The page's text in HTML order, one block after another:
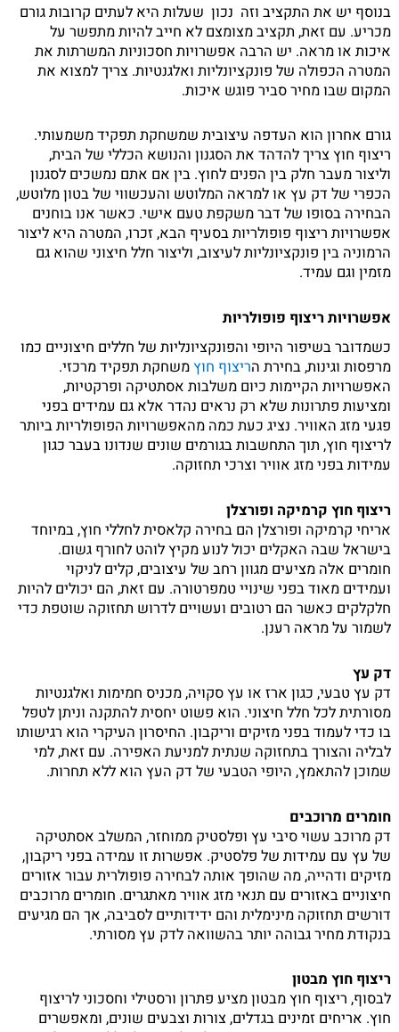
בנוסף יש את התקציב וזה נכון שעלות היא לעתים קרובות גורם
מכריע. עם זאת, תקציב מצומצם לא חייב להיות מתפשר על
איכות או מראה. יש הרבה אפשרויות חסכוניות המשרתות את
המטרה הכפולה של פונקציונליות ואלגנטיות. צריך למצוא את
המקום שבו מחיר סביר פוגש איכות.
גורם אחרון הוא העדפה עיצובית שמשחקת תפקיד משמעותי.
ריצוף חוץ צריך להדהד את הסגנון והנושא הכללי של הבית,
וליצור מעבר חלק בין הפנים לחוץ. בין אם אתם נמשכים לסגנון
הכפרי של דק עץ או למראה המלוטש והעכשווי של בטון מלוטש,
הבחירה בסופו של דבר משקפת טעם אישי. כאשר אנו בוחנים
אפשרויות ריצוף פופולריות בסעיף הבא, זכרו, המטרה היא ליצור
הרמוניה בין פונקציונליות לעיצוב, וליצור חלל חיצוני שהוא גם
מזמין וגם עמיד.
אפשרויות ריצוף פופולריות
כשמדובר בשיפור היופי והפונקציונליות של חללים חיצוניים כמו
מרפסות וגינות, בחירת הריצוף חוץמשחקת תפקיד מרכזי.
האפשרויות הקיימות כיום משלבות אסתטיקה ופרקטיות,
ומציעות פתרונות שלא רק נראים נהדר אלא גם עמידים בפני
פגעי מזג האוויר. נציג כעת כמה מהאפשרויות הפופולריות ביותר
לריצוף חוץ, תוך התחשבות בגורמים שונים שנדונו בעבר כגון
עמידות בפני מזג אוויר וצרכי תחזוקה.
ריצוף חוץ קרמיקה ופורצלן
אריחי קרמיקה ופורצלן הם בחירה קלאסית לחללי חוץ, במיוחד
בישראל שבה האקלים יכול לנוע מקיץ לוהט לחורף גשום.
חומרים אלה מציעים מגוון רחב של עיצובים, קלים לניקוי
ועמידים מאוד בפני שינויי טמפרטורה. עם זאת, הם יכולים להיות
חלקלקים כאשר הם רטובים ועשויים לדרוש תחזוקה שוטפת כדי
לשמור על מראה רענן.
דק עץ
דק עץ טבעי, כגון ארז או עץ סקויה, מכניס חמימות ואלגנטיות
מסורתית לכל חלל חיצוני. הוא פשוט יחסית להתקנה וניתן לטפל
בו כדי לעמוד בפני מזיקים וריקבון. החיסרון העיקרי הוא רגישותו
לבליה והצורך בתחזוקה שנתית למניעת האפירה. עם זאת, למי
שמוכן להתאמץ, היופי הטבעי של דק העץ הוא ללא תחרות.
חומרים מרוכבים
דק מרוכב עשוי סיבי עץ ופלסטיק ממוחזר, המשלב אסתטיקה
של עץ עם עמידות של פלסטיק. אפשרות זו עמידה בפני ריקבון,
מזיקים ודהייה, מה שהופך אותה לבחירה פופולרית עבור אזורים
חיצוניים באזורים עם תנאי מזג אוויר מאתגרים. חומרים מרוכבים
דורשים תחזוקה מינימלית והם ידידותיים לסביבה, אך הם מגיעים
בנקודת מחיר גבוהה יותר בהשוואה לדק עץ מסורתי.
ריצוף חוץ מבטון
לבסוף, ריצוף חוץ מבטון מציע פתרון ורסטילי וחסכוני לריצוף
חוץ. אריחים זמינים בגדלים, צורות וצבעים שונים, ומאפשרים